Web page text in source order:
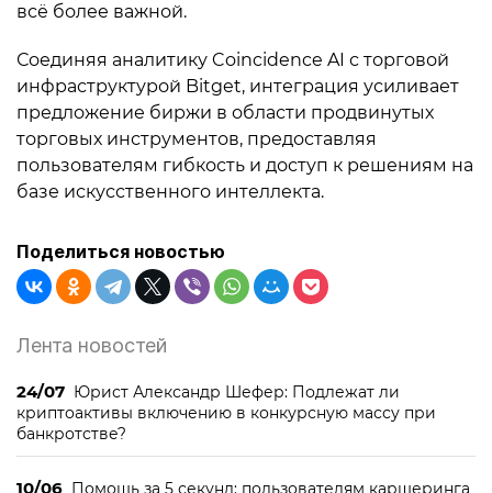
всё более важной.
Соединяя аналитику Coincidence AI с торговой
инфраструктурой Bitget, интеграция усиливает
предложение биржи в области продвинутых
торговых инструментов, предоставляя
пользователям гибкость и доступ к решениям на
базе искусственного интеллекта.
Поделиться новостью
Лента новостей
24/07 Юрист Александр Шефер: Подлежат ли
криптоактивы включению в конкурсную массу при
банкротстве?
10/06 Помощь за 5 секунд: пользователям каршеринга